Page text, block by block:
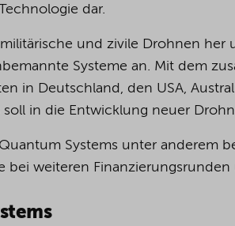
dar.
und zivile Drohnen her
Systeme an. Mit dem
in Deutschland, den USA,
soll in die Entwicklung neuer
Systems unter anderem
bei weiteren